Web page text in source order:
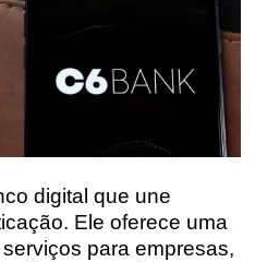
digital que une
Ele oferece uma
para empresas,